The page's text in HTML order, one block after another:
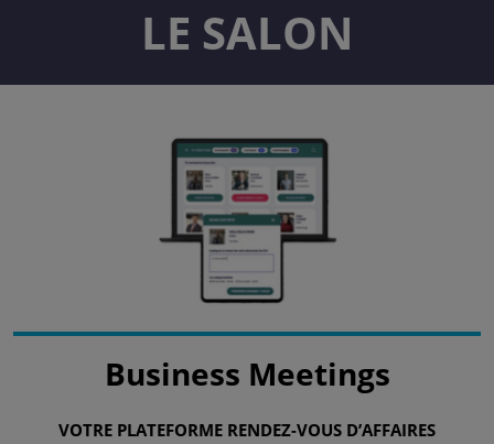
LE SALON
Business Meetings
VOTRE PLATEFORME RENDEZ-VOUS D’AFFAIRES